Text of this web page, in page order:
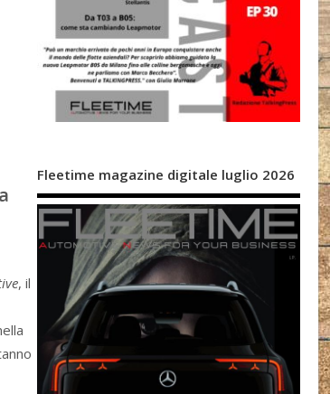
, il
Fleetime magazine digitale luglio 2026